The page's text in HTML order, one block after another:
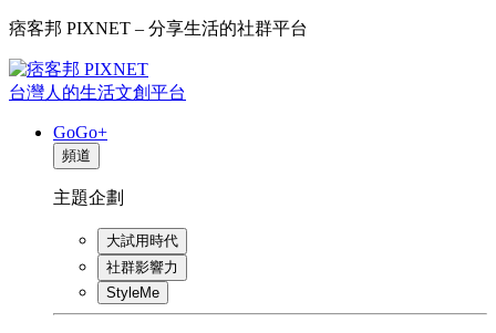
痞客邦 PIXNET – 分享生活的社群平台
台灣人的生活文創平台
GoGo+
頻道
主題企劃
大試用時代
社群影響力
StyleMe